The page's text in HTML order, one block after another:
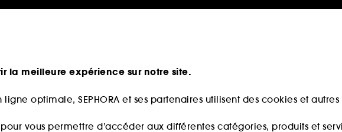
/100ml 153,33€
la meilleure expérience sur notre site.
optimale, SEPHORA et ses partenaires utilisent des cookies et
pour vous permettre d’accéder aux différentes catégories, produits et